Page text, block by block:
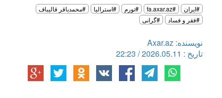
#ایران #fa.axar.az #تورم #استراليا
#محمدباقر قالیباف
#فقر و فساد
#گرانی
نویسنده: Axar.az
تاریخ : 2026.05.11 / 22:23